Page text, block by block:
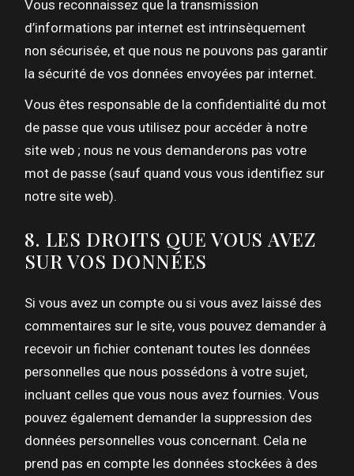
Vous reconnaissez que la transmission
d’informations par internet est intrinsèquement
non sécurisée, et que nous ne pouvons pas garantir
la sécurité de vos données envoyées par internet.
Vous êtes responsable de la confidentialité du mot
de passe que vous utilisez pour accéder à notre
site web ; nous ne vous demanderons pas votre
mot de passe (sauf quand vous vous identifiez sur
notre site web).
8. LES DROITS QUE VOUS AVEZ
SUR VOS DONNÉES
Si vous avez un compte ou si vous avez laissé des
commentaires sur le site, vous pouvez demander à
recevoir un fichier contenant toutes les données
personnelles que nous possédons à votre sujet,
incluant celles que vous nous avez fournies. Vous
pouvez également demander la suppression des
données personnelles vous concernant. Cela ne
prend pas en compte les données stockées à des